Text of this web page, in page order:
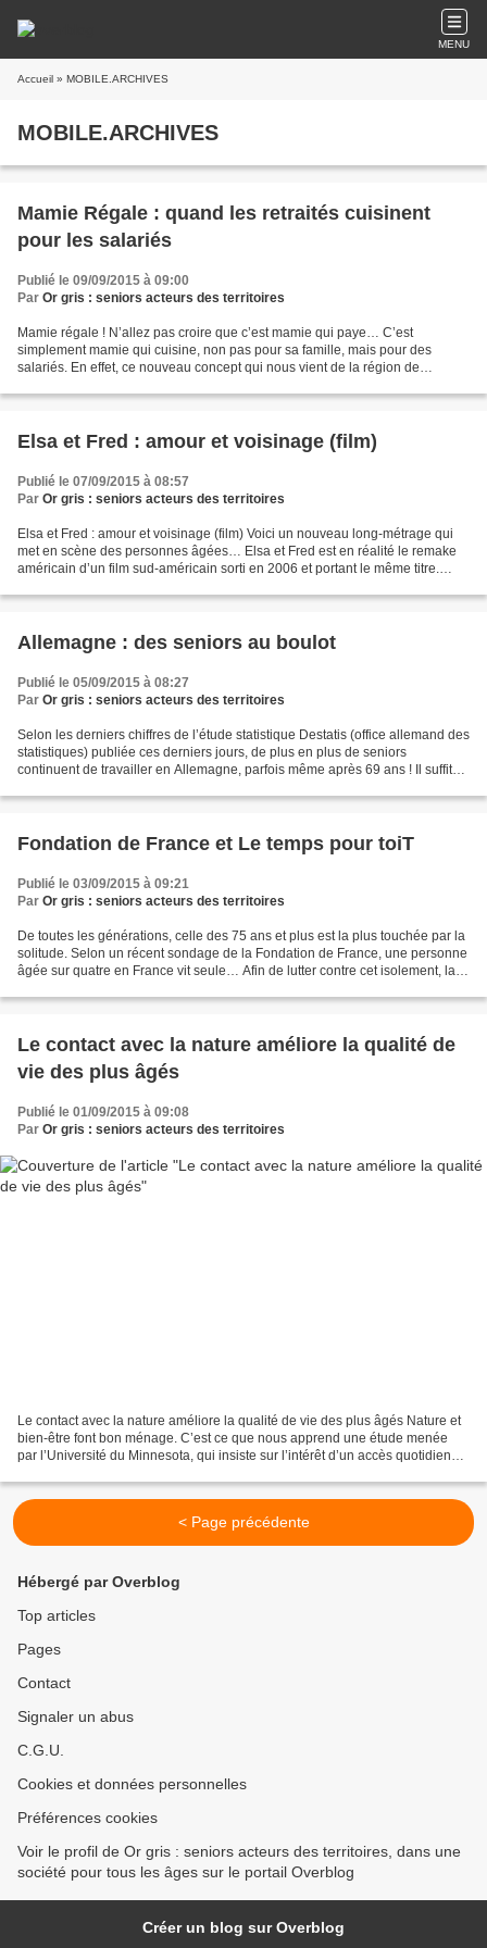
MENU
Accueil » MOBILE.ARCHIVES
MOBILE.ARCHIVES
Mamie Régale : quand les retraités cuisinent
pour les salariés
Publié le 09/09/2015 à 09:00
Par Or gris : seniors acteurs des territoires
Mamie régale ! N’allez pas croire que c’est mamie qui paye… C’est
simplement mamie qui cuisine, non pas pour sa famille, mais pour des
salariés. En effet, ce nouveau concept qui nous vient de la région de
Elsa et Fred : amour et voisinage (film)
Publié le 07/09/2015 à 08:57
Par Or gris : seniors acteurs des territoires
Elsa et Fred : amour et voisinage (film) Voici un nouveau long-métrage qui
met en scène des personnes âgées… Elsa et Fred est en réalité le remake
américain d’un film sud-américain sorti en 2006 et portant le même titre.
Allemagne : des seniors au boulot
Publié le 05/09/2015 à 08:27
Par Or gris : seniors acteurs des territoires
Selon les derniers chiffres de l’étude statistique Destatis (office allemand des
statistiques) publiée ces derniers jours, de plus en plus de seniors
continuent de travailler en Allemagne, parfois même après 69 ans ! Il suffit
Fondation de France et Le temps pour toiT
Publié le 03/09/2015 à 09:21
Par Or gris : seniors acteurs des territoires
De toutes les générations, celle des 75 ans et plus est la plus touchée par la
solitude. Selon un récent sondage de la Fondation de France, une personne
âgée sur quatre en France vit seule… Afin de lutter contre cet isolement, la
Le contact avec la nature améliore la qualité de
vie des plus âgés
Publié le 01/09/2015 à 09:08
Par Or gris : seniors acteurs des territoires
Le contact avec la nature améliore la qualité de vie des plus âgés Nature et
bien-être font bon ménage. C’est ce que nous apprend une étude menée
par l’Université du Minnesota, qui insiste sur l’intérêt d’un accès quotidien
< Page précédente
Hébergé par Overblog
Top articles
Pages
Contact
Signaler un abus
C.G.U.
Cookies et données personnelles
Préférences cookies
Voir le profil de Or gris : seniors acteurs des territoires, dans une
société pour tous les âges sur le portail Overblog
Créer un blog sur Overblog